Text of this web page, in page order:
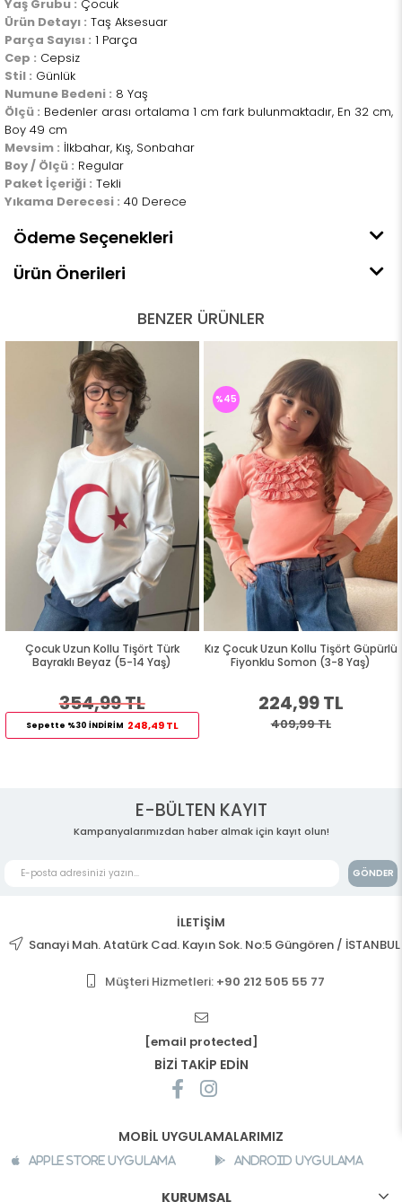
Yaş Grubu : Çocuk
Ürün Detayı : Taş Aksesuar
Parça Sayısı : 1 Parça
Cep : Cepsiz
Stil : Günlük
Numune Bedeni : 8 Yaş
Ölçü : Bedenler arası ortalama 1 cm fark bulunmaktadır, En 32 cm,
Boy 49 cm
Mevsim : İlkbahar, Kış, Sonbahar
Boy / Ölçü : Regular
Paket İçeriği : Tekli
Yıkama Derecesi : 40 Derece
Ödeme Seçenekleri
Ürün Önerileri
BENZER ÜRÜNLER
Çocuk Uzun Kollu Tişört Türk
Bayraklı Beyaz (5-14 Yaş)
354,99 TL
Sepette %30 İNDİRİM 248,49 TL
Kız Çocuk Uzun Kollu Tişört Güpürlü
Fiyonklu Somon (3-8 Yaş)
224,99 TL
409,99 TL
%45
E-BÜLTEN KAYIT
Kampanyalarımızdan haber almak için kayıt olun!
GÖNDER
İLETİŞİM
Sanayi Mah. Atatürk Cad. Kayın Sok. No:5 Güngören / İSTANBUL
Müşteri Hizmetleri: +90 212 505 55 77
[email protected]
BİZİ TAKİP EDİN
MOBİL UYGULAMALARIMIZ
Apple Store Uygulama Android Uygulama
KURUMSAL